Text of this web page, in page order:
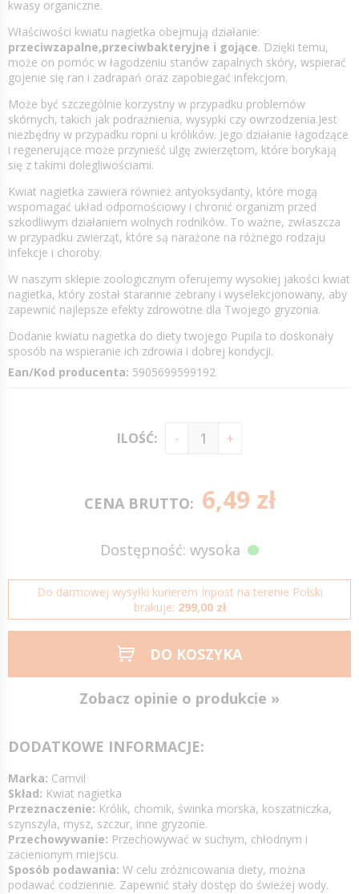
kwasy organiczne.
Właściwości kwiatu nagietka obejmują działanie:
przeciwzapalne,przeciwbakteryjne i gojące. Dzięki temu,
może on pomóc w łagodzeniu stanów zapalnych skóry, wspierać
gojenie się ran i zadrapań oraz zapobiegać infekcjom.
Może być szczególnie korzystny w przypadku problemów
skórnych, takich jak podrażnienia, wysypki czy owrzodzenia.Jest
niezbędny w przypadku ropni u królików. Jego działanie łagodzące
i regenerujące może przynieść ulgę zwierzętom, które borykają
się z takimi dolegliwościami.
Kwiat nagietka zawiera również antyoksydanty, które mogą
wspomagać układ odpornościowy i chronić organizm przed
szkodliwym działaniem wolnych rodników. To ważne, zwłaszcza
w przypadku zwierząt, które są narażone na różnego rodzaju
infekcje i choroby.
W naszym sklepie zoologicznym oferujemy wysokiej jakości kwiat
nagietka, który został starannie zebrany i wyselekcjonowany, aby
zapewnić najlepsze efekty zdrowotne dla Twojego gryzonia.
Dodanie kwiatu nagietka do diety twojego Pupila to doskonały
sposób na wspieranie ich zdrowia i dobrej kondycji.
Ean/Kod producenta: 5905699599192
ILOŚĆ:
CENA BRUTTO: 6,49 zł
Dostępność: wysoka
Do darmowej wysyłki kurierem Inpost na terenie Polski
brakuje: 299,00 zł
DO KOSZYKA
Zobacz opinie o produkcie »
DODATKOWE INFORMACJE:
Marka: Camvil
Skład: Kwiat nagietka
Przeznaczenie: Królik, chomik, świnka morska, koszatniczka,
szynszyla, mysz, szczur, inne gryzonie.
Przechowywanie: Przechowywać w suchym, chłodnym i
zacienionym miejscu.
Sposób podawania: W celu zróżnicowania diety, można
podawać codziennie. Zapewnić stały dostęp do świeżej wody.